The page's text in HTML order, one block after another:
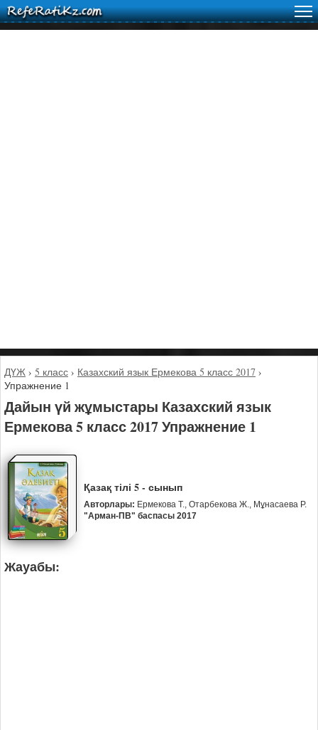
ДҮЖ › 5 класс › Казахский язык Ермекова 5 класс 2017 ›
Упражнение 1
Дайын үй жұмыстары Казахский язык
Ермекова 5 класс 2017 Упражнение 1
Қазақ тілі 5 - сынып
Авторлары: Ермекова Т., Отарбекова Ж., Мұнасаева Р.
"Арман-ПВ" баспасы 2017
Жауабы: